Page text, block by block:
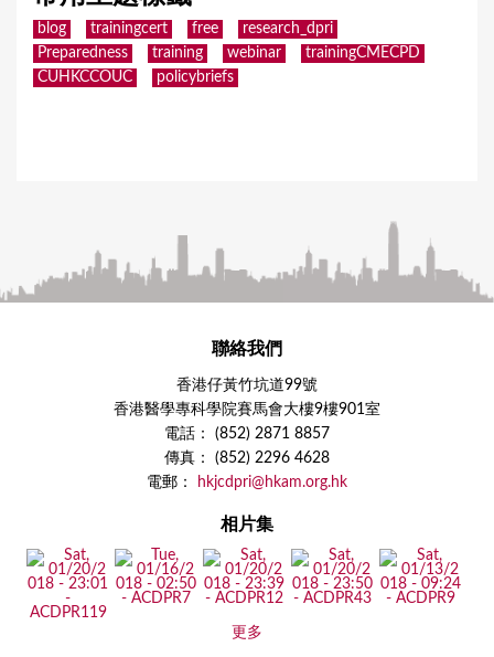
blog trainingcert free
research_dpri
Preparedness
training webinar
trainingCMECPD
CUHKCCOUC
policybriefs
聯絡我們
香港仔黃竹坑道99號
香港醫學專科學院賽馬會大樓9樓901室
電話： (852) 2871 8857
傳真： (852) 2296 4628
電郵：
hkjcdpri@hkam.org.hk
相片集
更多